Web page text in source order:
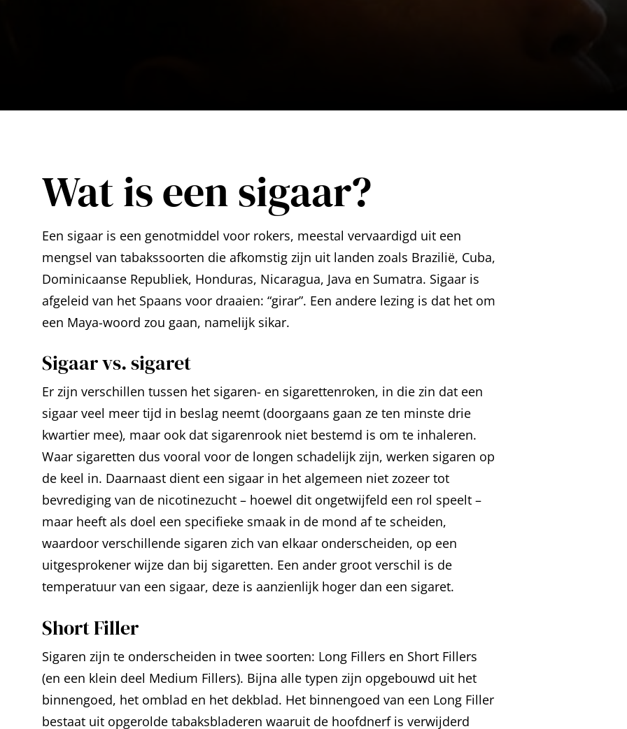
Wat is een sigaar?
Een sigaar is een genotmiddel voor rokers, meestal vervaardigd uit een
mengsel van tabakssoorten die afkomstig zijn uit landen zoals Brazilië, Cuba,
Dominicaanse Republiek, Honduras, Nicaragua, Java en Sumatra. Sigaar is
afgeleid van het Spaans voor draaien: “girar”. Een andere lezing is dat het om
een Maya-woord zou gaan, namelijk sikar.
Sigaar vs. sigaret
Er zijn verschillen tussen het sigaren- en sigarettenroken, in die zin dat een
sigaar veel meer tijd in beslag neemt (doorgaans gaan ze ten minste drie
kwartier mee), maar ook dat sigarenrook niet bestemd is om te inhaleren.
Waar sigaretten dus vooral voor de longen schadelijk zijn, werken sigaren op
de keel in. Daarnaast dient een sigaar in het algemeen niet zozeer tot
bevrediging van de nicotinezucht – hoewel dit ongetwijfeld een rol speelt –
maar heeft als doel een specifieke smaak in de mond af te scheiden,
waardoor verschillende sigaren zich van elkaar onderscheiden, op een
uitgesprokener wijze dan bij sigaretten. Een ander groot verschil is de
temperatuur van een sigaar, deze is aanzienlijk hoger dan een sigaret.
Short Filler
Sigaren zijn te onderscheiden in twee soorten: Long Fillers en Short Fillers
(en een klein deel Medium Fillers). Bijna alle typen zijn opgebouwd uit het
binnengoed, het omblad en het dekblad. Het binnengoed van een Long Filler
bestaat uit opgerolde tabaksbladeren waaruit de hoofdnerf is verwijderd